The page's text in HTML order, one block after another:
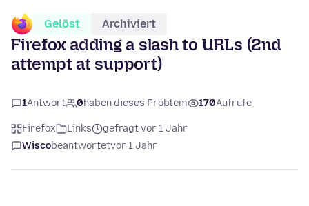
Gelöst Archiviert
Firefox adding a slash to URLs (2nd
attempt at support)
1Antwort 0haben dieses Problem 170Aufrufe
Firefox Links
gefragt vor 1 Jahr
Wiscobeantwortetvor 1 Jahr